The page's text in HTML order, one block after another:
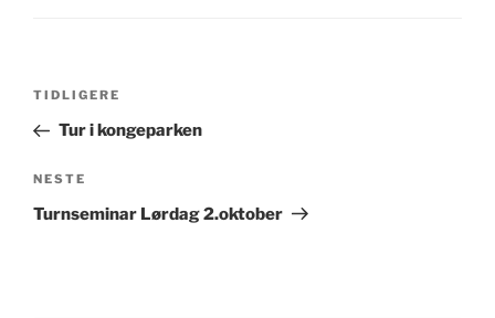
Innleggsnavigasjon
Forrige
innlegg
TIDLIGERE
Tur i kongeparken
Neste
innlegg
NESTE
Turnseminar Lørdag 2.oktober